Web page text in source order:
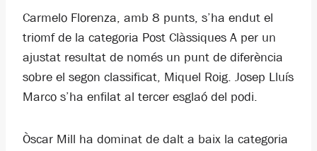
Carmelo Florenza, amb 8 punts, s’ha endut el
triomf de la categoria Post Clàssiques A per un
ajustat resultat de només un punt de diferència
sobre el segon classificat, Miquel Roig. Josep Lluís
Marco s’ha enfilat al tercer esglaó del podi.
Òscar Mill ha dominat de dalt a baix la categoria